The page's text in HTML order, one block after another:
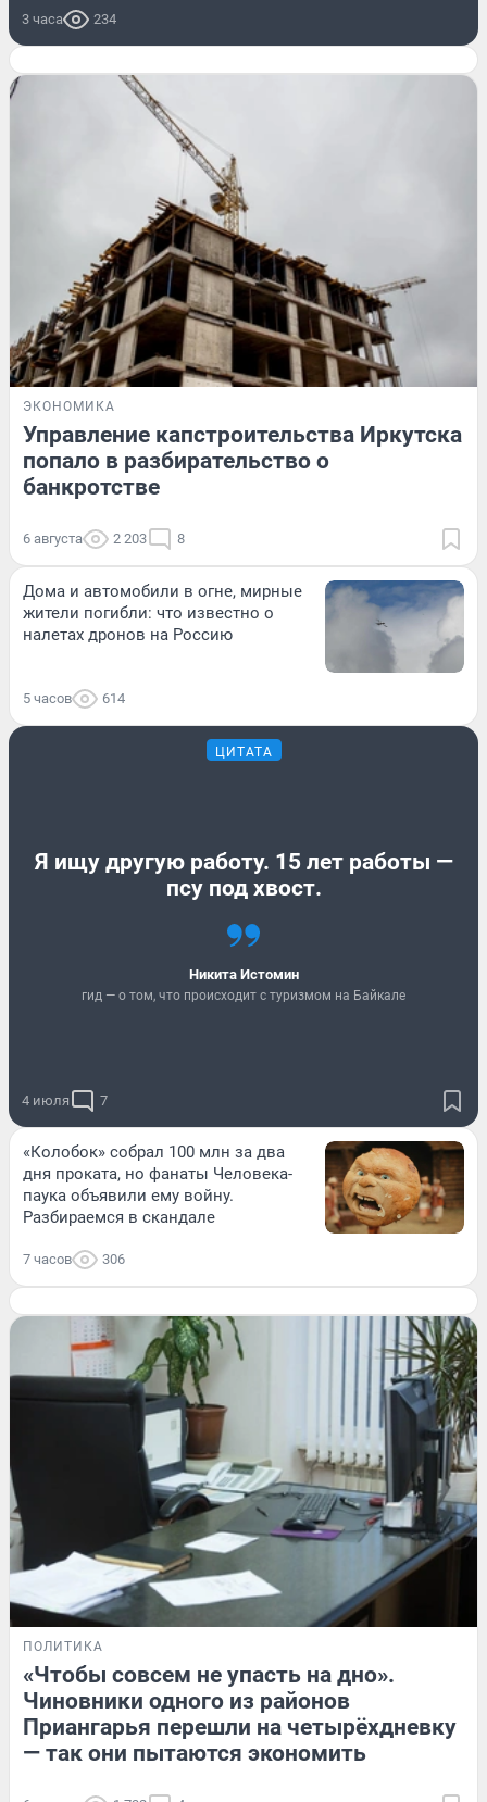
3 часа 234
ЭКОНОМИКА
Управление капстроительства Иркутска
попало в разбирательство о
банкротстве
6 августа 2 203 8
Дома и автомобили в огне, мирные
жители погибли: что известно о
налетах дронов на Россию
5 часов 614
ЦИТАТА
Я ищу другую работу. 15 лет работы —
псу под хвост.
Никита Истомин
гид — о том, что происходит с туризмом на Байкале
4 июля 7
«Колобок» собрал 100 млн за два
дня проката, но фанаты Человека-
паука объявили ему войну.
Разбираемся в скандале
7 часов 306
ПОЛИТИКА
«Чтобы совсем не упасть на дно».
Чиновники одного из районов
Приангарья перешли на четырёхдневку
— так они пытаются экономить